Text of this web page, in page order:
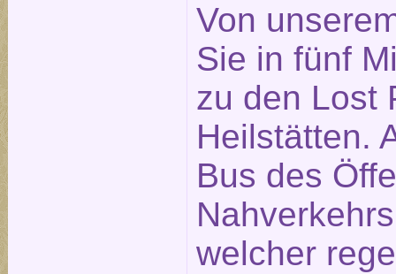
Von
Sie in fünf
zu den Lost
Heilstätten.
Bus des
welcher